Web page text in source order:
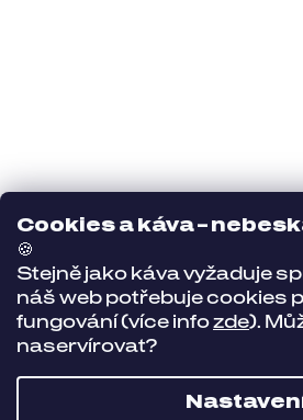
Cookies a káva –
🍪
Stejně jako káva vyžaduje
náš web potřebuje cookies
fungování (více infozde).
naservírovat?